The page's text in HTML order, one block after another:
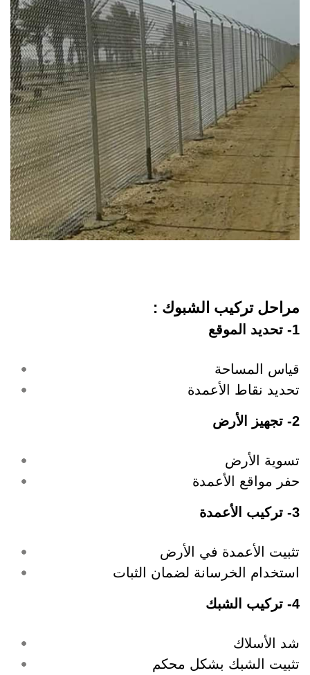
مراحل تركيب الشبوك :
1- تحديد الموقع
قياس المساحة
تحديد نقاط الأعمدة
2- تجهيز الأرض
تسوية الأرض
حفر مواقع الأعمدة
3- تركيب الأعمدة
تثبيت الأعمدة في الأرض
استخدام الخرسانة لضمان الثبات
4- تركيب الشبك
شد الأسلاك
تثبيت الشبك بشكل محكم